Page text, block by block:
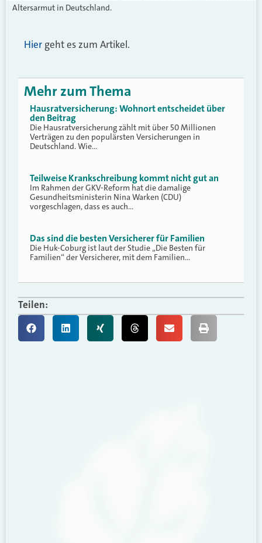
Altersarmut in Deutschland.
Hier geht es zum Artikel.
Mehr zum Thema
Hausratversicherung: Wohnort entscheidet über
den Beitrag
Die Hausratversicherung zählt mit über 50 Millionen
Verträgen zu den populärsten Versicherungen in
Deutschland. Wie…
Teilweise Krankschreibung kommt nicht gut an
Im Rahmen der GKV-Reform hat die damalige
Gesundheitsministerin Nina Warken (CDU)
vorgeschlagen, dass es auch…
Das sind die besten Versicherer für Familien
Die Huk-Coburg ist laut der Studie „Die Besten für
Familien“ der Versicherer, mit dem Familien…
Teilen: